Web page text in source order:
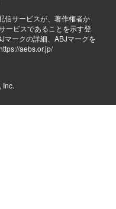
信サービスが、著作権者か
ービスであることを示す登
マークの詳細、ABJマークを
aebs.or.jp/
Inc.